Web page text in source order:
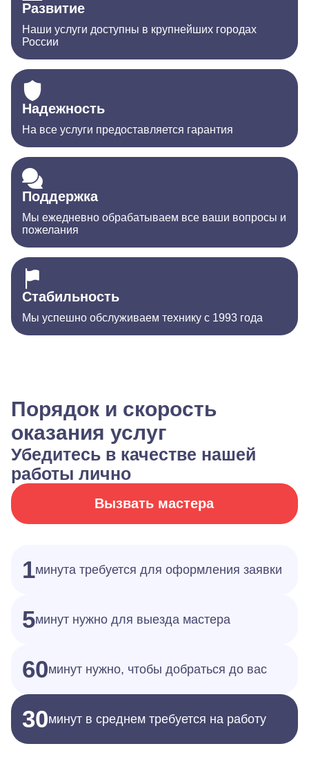
Развитие
Наши услуги доступны в крупнейших городах
России
Надежность
На все услуги предоставляется гарантия
Поддержка
Мы ежедневно обрабатываем все ваши вопросы и
пожелания
Стабильность
Мы успешно обслуживаем технику с 1993 года
Порядок и скорость
оказания услуг
Убедитесь в качестве нашей
работы лично
Вызвать мастера
1минута требуется для оформления заявки
5минут нужно для выезда мастера
60минут нужно, чтобы добраться до вас
30минут в среднем требуется на работу